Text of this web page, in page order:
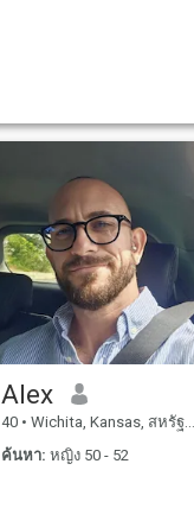
Alex
40 • Wichita, Kansas, สหรัฐอเมริกา
ค้นหา: หญิง 50 - 52